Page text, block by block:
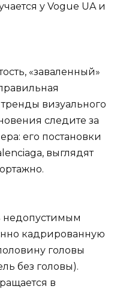
у Vogue UA и
«заваленный»
визуального
следите за
его постановки
выглядят
недопустимым
кадрированную
головы
без головы).
в